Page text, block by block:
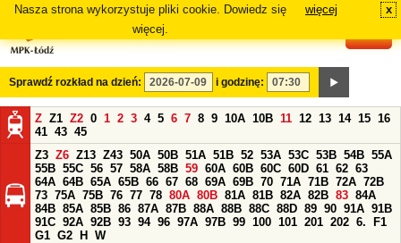
Nasza strona wykorzystuje pliki cookie. Dowiedz się
więcej.
więcej x
Sprawdź rozkład na dzień: i godzinę:
Z Z1 Z2 0 1 2 3 4 5 6 7 8 9 10A 10B 11 12 13 14 15 16
41 43 45
Z3 Z6 Z13 Z43 50A 50B 51A 51B 52 53A 53C 53B 54B 55A
55B 55C 56 57 58A 58B 59 60A 60B 60C 60D 61 62 63
64A 64B 65A 65B 66 67 68 69A 69B 70 71A 71B 72A 72B
73 75A 75B 76 77 78 80A 80B 81A 81B 82A 82B 83 84A
84B 85A 85B 86 87A 87B 88A 88B 88C 88D 89 90 91A 91B
91C 92A 92B 93 94 96 97A 97B 99 100 101 201 202 6.
F1
G1 G2 H
W